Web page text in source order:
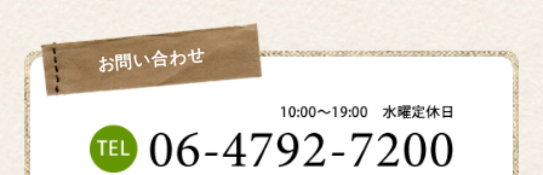
お問い合わせ